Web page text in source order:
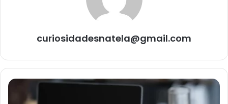
curiosidadesnatela@gmail.com
Como